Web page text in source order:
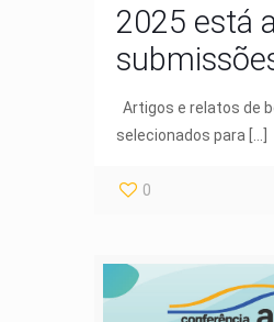
2025 está
Artigos e relatos de
selecionados para
0